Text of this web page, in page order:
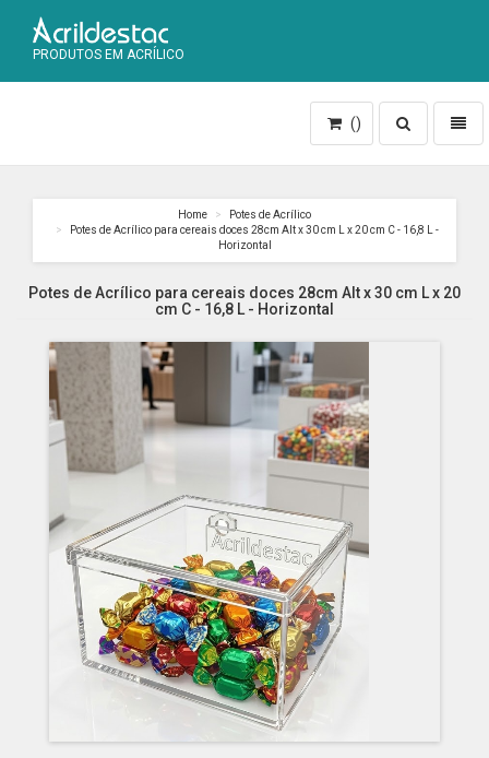
PRODUTOS EM ACRÍLICO
Toggle
search
()
Home
Potes de Acrílico
Potes de Acrílico para cereais doces 28cm Alt x 30 cm L x 20 cm C - 16,8 L -
Horizontal
Potes de Acrílico para cereais doces 28cm Alt x 30 cm L x 20
cm C - 16,8 L - Horizontal